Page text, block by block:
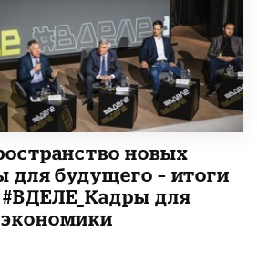
новых
для будущего – итоги
для